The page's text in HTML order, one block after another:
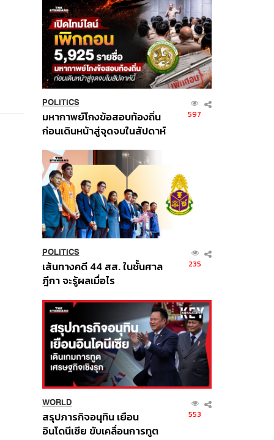
POLITICS
มหากาพย์โกงข้อสอบท้องถิ่น
ก่อนเดินหน้าสู่จุดจบในสัปดาห์
597
POLITICS
เส้นทางคดี 44 สส. ในชั้นศาล
ฎีกา จะรู้ผลเมื่อไร
235
WORLD
สรุปภารกิจอนุทิน เยือน
อินโดนีเซีย ขับเคลื่อนการทูต
553